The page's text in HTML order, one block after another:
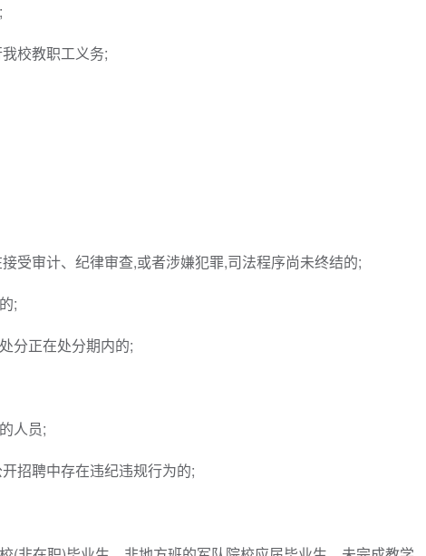
校教职工义务;
受审计、纪律审查,或者涉嫌犯罪,司法程序尚未终结的;
;
分正在处分期内的;
人员;
招聘中存在违纪违规行为的;